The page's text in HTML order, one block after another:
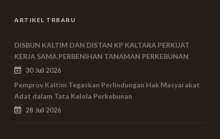
ARTIKEL TRBARU
DISBUN KALTIM DAN DISTAN KP KALTARA PERKUAT
KERJA SAMA PERBENIHAN TANAMAN PERKEBUNAN
30 Juli 2026
Pemprov Kaltim Tegaskan Perlindungan Hak Masyarakat
Adat dalam Tata Kelola Perkebunan
28 Juli 2026